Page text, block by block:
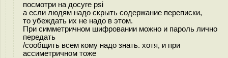
посмотри на досуге psi
а если людям надо скрыть содержание переписки,
то убеждать их не надо в этом.
При симметричном шифровании можно и пароль лично
передать
/сообщить всем кому надо знать. хотя, и при
ассиметричном тоже